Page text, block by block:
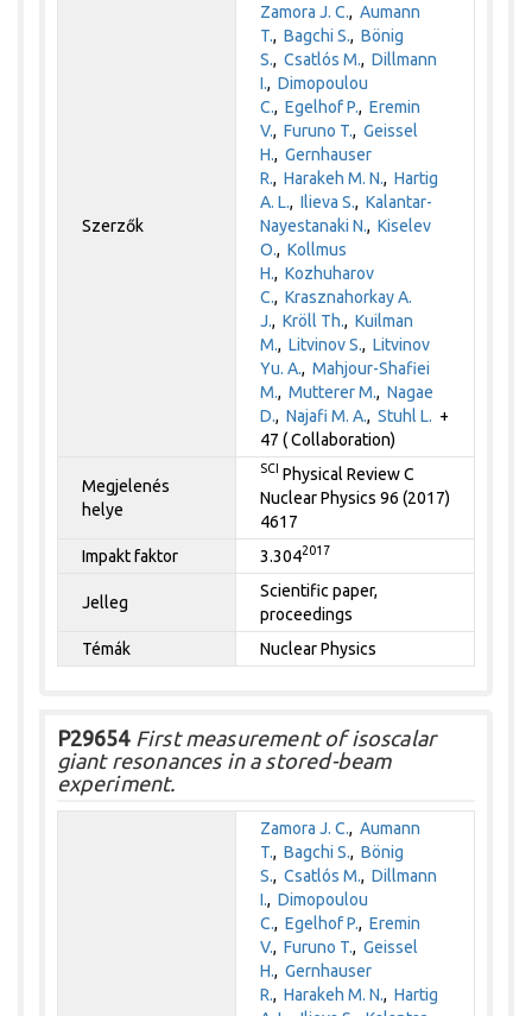
Szerzők
Zamora J. C., Aumann
T., Bagchi S., Bönig
S., Csatlós M., Dillmann
I., Dimopoulou
C., Egelhof P., Eremin
V., Furuno T., Geissel
H., Gernhauser
R., Harakeh M. N., Hartig
A. L., Ilieva S., Kalantar-
Nayestanaki N., Kiselev
O., Kollmus
H., Kozhuharov
C., Krasznahorkay A.
J., Kröll Th., Kuilman
M., Litvinov S., Litvinov
Yu. A., Mahjour-Shafiei
M., Mutterer M., Nagae
D., Najafi M. A., Stuhl L. +
47 ( Collaboration)
Megjelenés
helye
SCI Physical Review C
Nuclear Physics 96 (2017)
4617
Impakt faktor
3.3042017
Jelleg
Scientific paper,
proceedings
Témák
Nuclear Physics
P29654First measurement of isoscalar
giant resonances in a stored-beam
experiment.
Zamora J. C., Aumann
T., Bagchi S., Bönig
S., Csatlós M., Dillmann
I., Dimopoulou
C., Egelhof P., Eremin
V., Furuno T., Geissel
H., Gernhauser
R., Harakeh M. N., Hartig